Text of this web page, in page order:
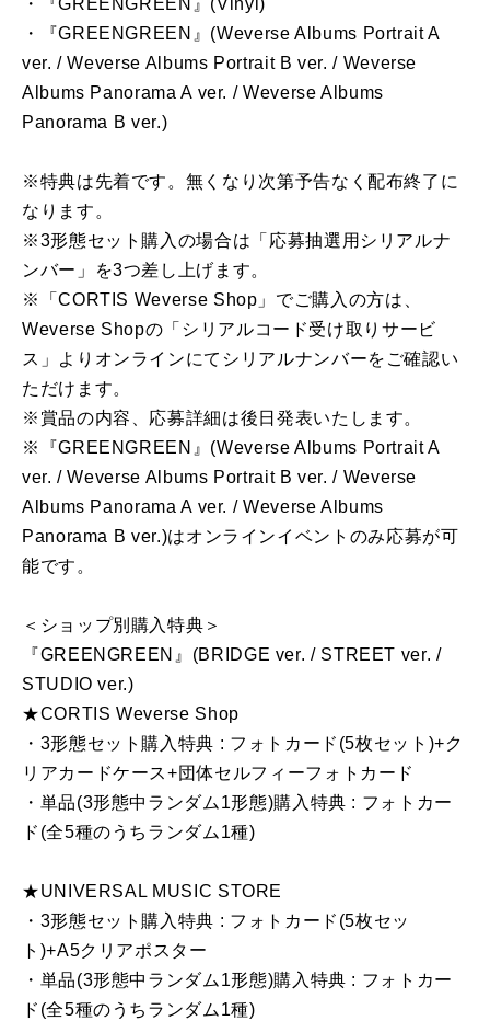
・『GREENGREEN』(Vinyl)
・『GREENGREEN』(Weverse Albums Portrait A
ver. / Weverse Albums Portrait B ver. / Weverse
Albums Panorama A ver. / Weverse Albums
Panorama B ver.)
※特典は先着です。無くなり次第予告なく配布終了に
なります。
※3形態セット購入の場合は「応募抽選用シリアルナ
ンバー」を3つ差し上げます。
※「CORTIS Weverse Shop」でご購入の方は、
Weverse Shopの「シリアルコード受け取りサービ
ス」よりオンラインにてシリアルナンバーをご確認い
ただけます。
※賞品の内容、応募詳細は後日発表いたします。
※『GREENGREEN』(Weverse Albums Portrait A
ver. / Weverse Albums Portrait B ver. / Weverse
Albums Panorama A ver. / Weverse Albums
Panorama B ver.)はオンラインイベントのみ応募が可
能です。
＜ショップ別購入特典＞
『GREENGREEN』(BRIDGE ver. / STREET ver. /
STUDIO ver.)
★CORTIS Weverse Shop
・3形態セット購入特典 : フォトカード(5枚セット)+ク
リアカードケース+団体セルフィーフォトカード
・単品(3形態中ランダム1形態)購入特典 : フォトカー
ド(全5種のうちランダム1種)
★UNIVERSAL MUSIC STORE
・3形態セット購入特典 : フォトカード(5枚セッ
ト)+A5クリアポスター
・単品(3形態中ランダム1形態)購入特典 : フォトカー
ド(全5種のうちランダム1種)